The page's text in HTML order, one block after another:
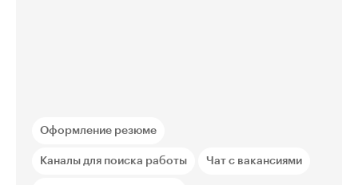
Оформление резюме
Каналы для поиска работы Чат с вакансиями